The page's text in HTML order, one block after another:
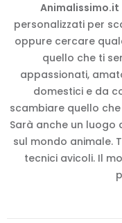
Animalissimo.it
personalizzati per
oppure cercare
quello che ti
appassionati,
domestici e da
scambiare quello
Sarà anche un luogo
sul mondo animale.
tecnici avicoli. Il